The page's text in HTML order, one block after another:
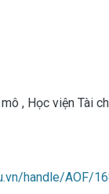
, Học viện Tài
handle/AOF/